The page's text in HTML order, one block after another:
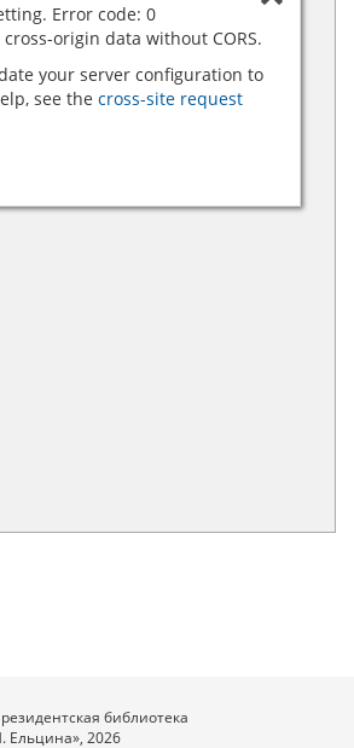
Error code: 0
origin data without CORS.
your server configuration to
see the cross-site request
библиотека
Ельцина», 2026